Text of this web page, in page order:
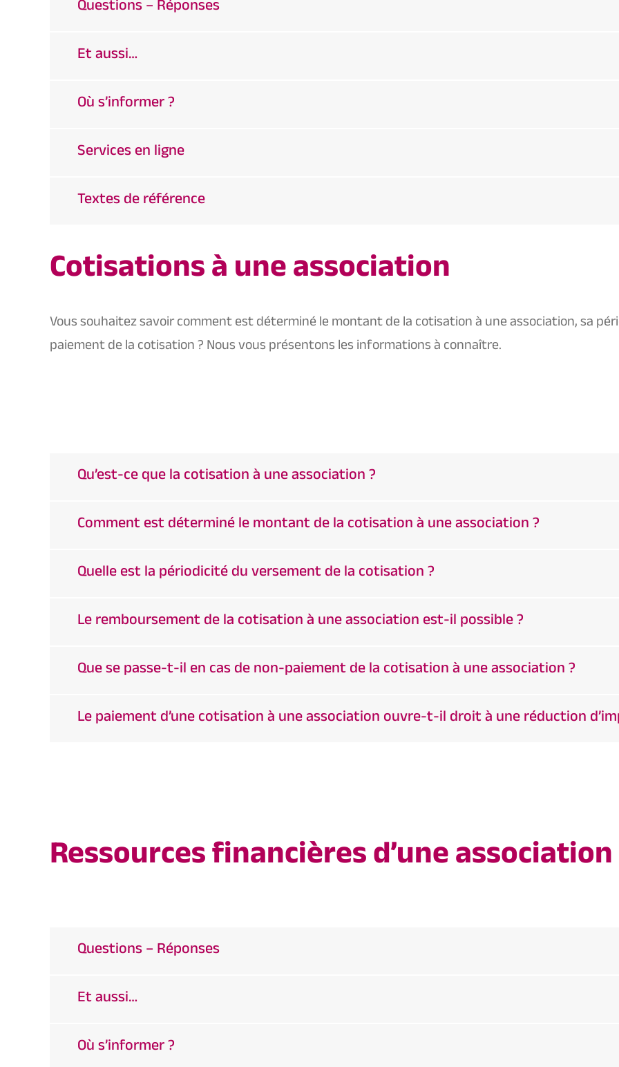
Questions – Réponses
Et aussi…
Où s’informer ?
Services en ligne
Textes de référence
Cotisations à une association
Vous souhaitez savoir comment est déterminé le montant de la cotisation à une association, sa
paiement de la cotisation ? Nous vous présentons les informations à connaître.
Qu’est-ce que la cotisation à une association ?
Comment est déterminé le montant de la cotisation à une association ?
Quelle est la périodicité du versement de la cotisation ?
Le remboursement de la cotisation à une association est-il possible ?
Que se passe-t-il en cas de non-paiement de la cotisation à une association ?
Le paiement d’une cotisation à une association ouvre-t-il droit à une réduction
Ressources financières d’une association
Questions – Réponses
Et aussi…
Où s’informer ?